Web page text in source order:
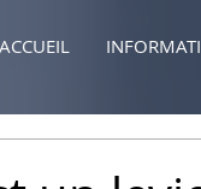
ACCUEIL